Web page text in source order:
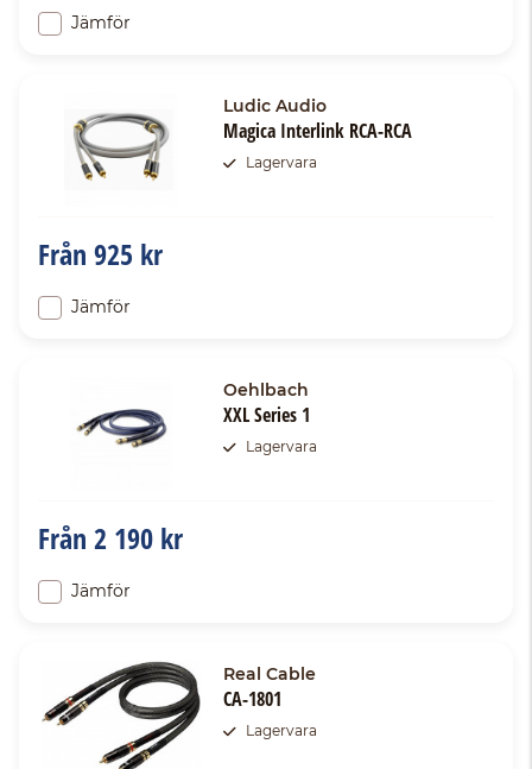
Jämför
Ludic Audio
Magica Interlink RCA-RCA
Lagervara
Från 925 kr
Jämför
Oehlbach
XXL Series 1
Lagervara
Från 2 190 kr
Jämför
Real Cable
CA-1801
Lagervara